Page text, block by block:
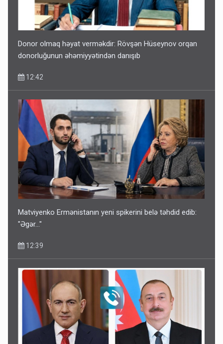
Donor olmaq həyat verməkdir: Rövşən Hüseynov orqan
donorluğunun əhəmiyyətindən danışıb
12:42
Matviyenko Ermənistanın yeni spikerini belə təhdid edib:
"Əgər..."
12:39